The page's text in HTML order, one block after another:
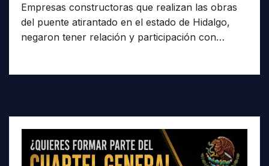
Empresas constructoras que realizan las obras
del puente atirantado en el estado de Hidalgo,
negaron tener relación y participación con…